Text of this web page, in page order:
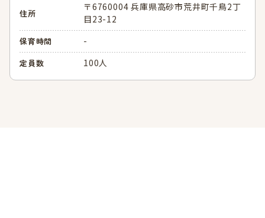
住所
〒6760004 兵庫県高砂市荒井町千鳥2丁
目23-12
保育時間 -
定員数 100人